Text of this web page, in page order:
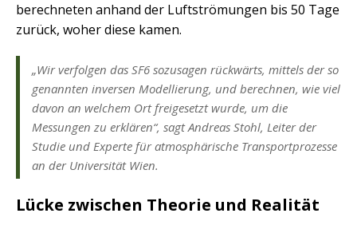
berechneten anhand der Luftströmungen bis 50 Tage
zurück, woher diese kamen.
„Wir verfolgen das SF6 sozusagen rückwärts, mittels der so
genannten inversen Modellierung, und berechnen, wie viel
davon an welchem Ort freigesetzt wurde, um die
Messungen zu erklären“, sagt Andreas Stohl, Leiter der
Studie und Experte für atmosphärische Transportprozesse
an der Universität Wien.
Lücke zwischen Theorie und Realität